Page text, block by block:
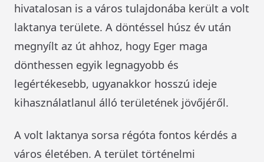
hivatalosan is a város tulajdonába került a volt
laktanya területe. A döntéssel húsz év után
megnyílt az út ahhoz, hogy Eger maga
dönthessen egyik legnagyobb és
legértékesebb, ugyanakkor hosszú ideje
kihasználatlanul álló területének jövőjéről.
A volt laktanya sorsa régóta fontos kérdés a
város életében. A terület történelmi